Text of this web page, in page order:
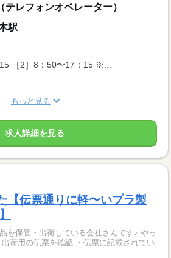
テレフォンオペレーター）
駅
15 ［2］8：50〜17：15 ※...
もっと見る
求人詳細を見る
【伝票通りに軽〜いプラ製
保管・出荷している会社さんです♪ やっ